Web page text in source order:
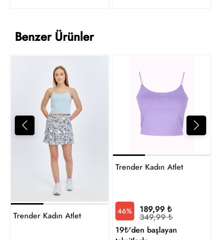
Benzer Ürünler
Trender Kadın Atlet
Trender Kadın Atlet
46% 189,99 ₺
349,99 ₺
19₺'den başlayan